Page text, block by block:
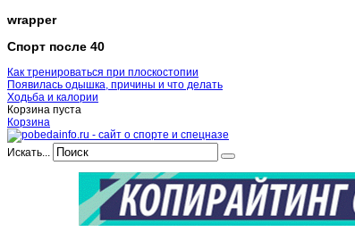
wrapper
Спорт после 40
Как тренироваться при плоскостопии
Появилась одышка, причины и что делать
Ходьба и калории
Корзина пуста
Корзина
Искать...